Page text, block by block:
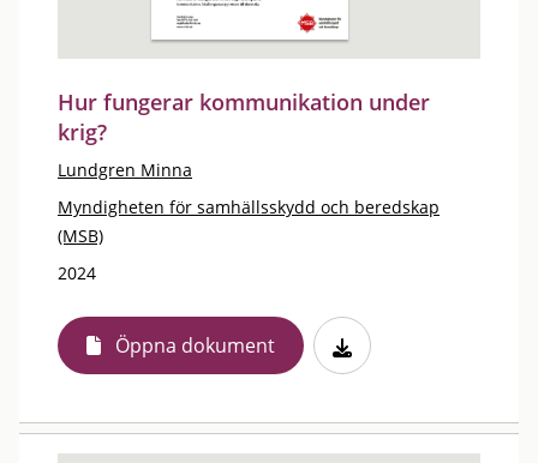
Hur fungerar kommunikation under
krig?
Lundgren Minna
Myndigheten för samhällsskydd och beredskap
(MSB)
2024
Öppna dokument